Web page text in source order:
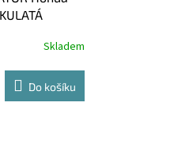
Skladem
Do košíku